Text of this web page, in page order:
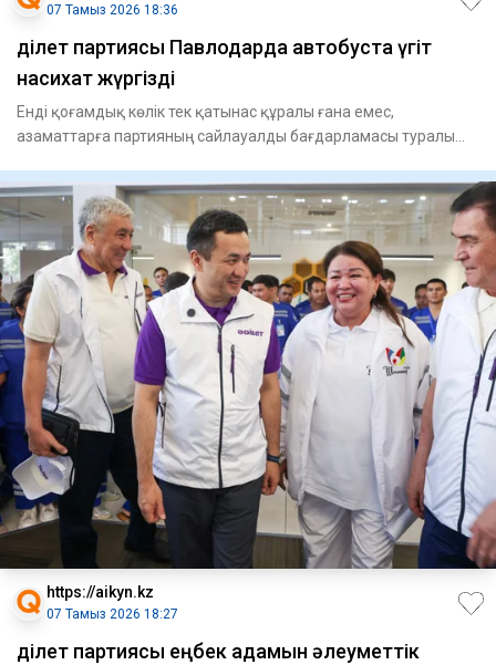
07 Тамыз 2026 18:36
Әділет партиясы Павлодарда автобуста үгіт
насихат жүргізді
Енді қоғамдық көлік тек қатынас құралы ғана емес,
азаматтарға партияның сайлауалды бағдарламасы туралы
https://aikyn.kz
07 Тамыз 2026 18:27
Әділет партиясы еңбек адамын әлеуметтік